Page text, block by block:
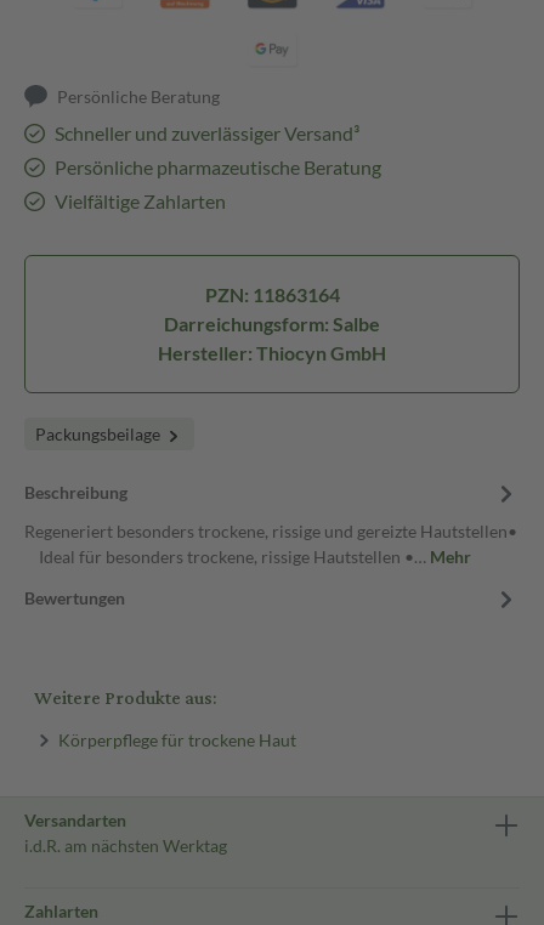
Persönliche Beratung
Schneller und zuverlässiger Versand³
Persönliche pharmazeutische Beratung
Vielfältige Zahlarten
PZN: 11863164
Darreichungsform: Salbe
Hersteller: Thiocyn GmbH
Packungsbeilage
Beschreibung
Regeneriert besonders trockene, rissige und gereizte Hautstellen•
Ideal für besonders trockene, rissige Hautstellen •… Mehr
Bewertungen
Weitere Produkte aus:
Körperpflege für trockene Haut
Versandarten
i.d.R. am nächsten Werktag
Zahlarten